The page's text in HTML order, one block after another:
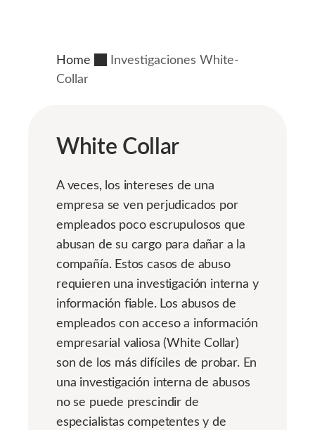
Home
Investigaciones White-
Collar
White Collar
A veces, los intereses de una
empresa se ven perjudicados por
empleados poco escrupulosos que
abusan de su cargo para dañar a la
compañía. Estos casos de abuso
requieren una investigación interna y
información fiable. Los abusos de
empleados con acceso a información
empresarial valiosa (White Collar)
son de los más difíciles de probar. En
una investigación interna de abusos
no se puede prescindir de
especialistas competentes y de